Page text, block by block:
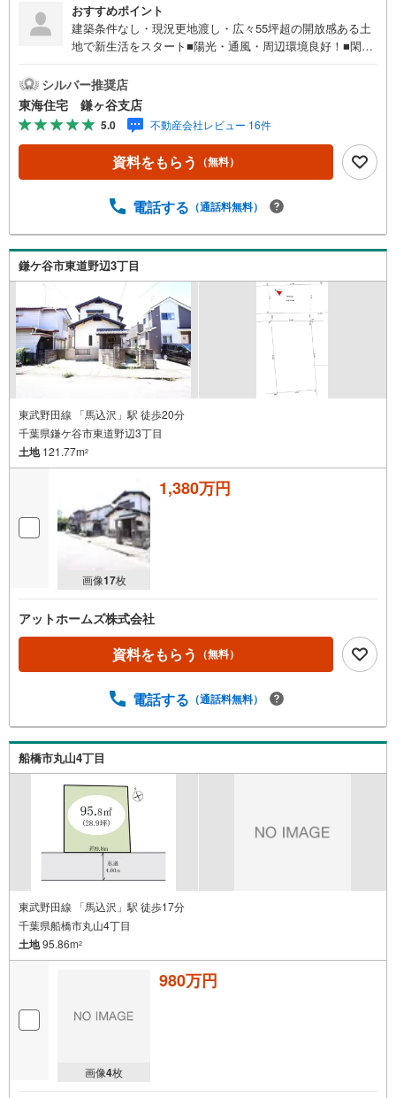
おすすめポイント
建築条件なし・現況更地渡し・広々55坪超の開放感ある土
地で新生活をスタート■陽光・通風・周辺環境良好！■閑静
4m2以上■緑豊か■住宅ご購入に関する様々なご質問などお
気軽にお問合せください！頭金0円からの住宅購入をサポー
ト！●自己資金が少ない方・自営業や勤続年数が少なく不安
のある方、お借入れのある方等住宅ローン相談実施中！○○
現地見学・ご来店（事前にご予約ください）○○営業時間/9:
30～18:30営業時間中はお電話のお問い合わせがスムーズで
学（60分～）■物件探しのご相談（30分～）■資金計画のご
（60分～）■その他のご相談（30分～）●ご案内はお客様の
お時間のご都合に合わせて約30分位から可能です。明るい
時間に内見をして詳しいお話は改めて夕方になど臨機応変
ご対応させて頂きます。
シルバー推奨店
東海住宅 鎌ヶ谷支店
5.0 不動産会社レビュー 16件
資料をもらう （無料）
電話する （通話料無料）
鎌ケ谷市東道野辺3丁目
東武野田線 「馬込沢」駅 徒歩20分
千葉県鎌ケ谷市東道野辺3丁目
土地121.77m2
画像17枚
1,380万円
アットホームズ株式会社
資料をもらう （無料）
電話する （通話料無料）
船橋市丸山4丁目
東武野田線 「馬込沢」駅 徒歩17分
千葉県船橋市丸山4丁目
土地95.86m2
画像4枚
980万円